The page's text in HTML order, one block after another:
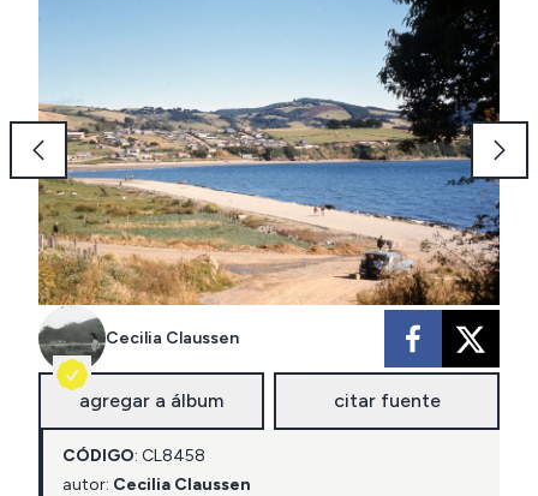
Cecilia Claussen
agregar a álbum citar fuente
CÓDIGO: CL8458
autor: Cecilia Claussen